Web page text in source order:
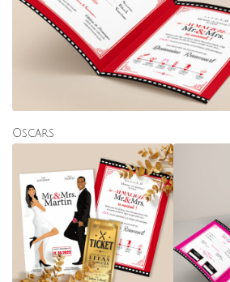
Oscars